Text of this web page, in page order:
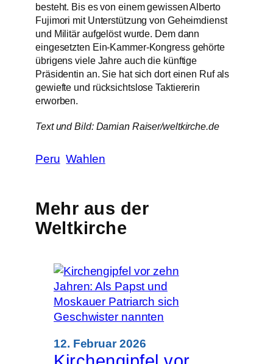
besteht. Bis es von einem gewissen Alberto
Fujimori mit Unterstützung von Geheimdienst
und Militär aufgelöst wurde. Dem dann
eingesetzten Ein-Kammer-Kongress gehörte
übrigens viele Jahre auch die künftige
Präsidentin an. Sie hat sich dort einen Ruf als
gewiefte und rücksichtslose Taktiererin
erworben.
Text und Bild: Damian Raiser/weltkirche.de
Peru Wahlen
Mehr aus der
Weltkirche
12. Februar 2026